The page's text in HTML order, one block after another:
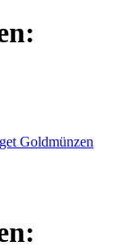
Goldmünzen